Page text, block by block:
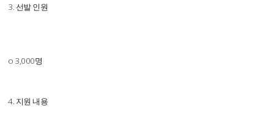
3. 선발 인원
o 3,000명
4. 지원 내용